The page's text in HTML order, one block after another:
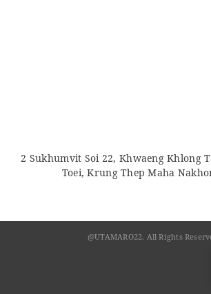
2 Sukhumvit Soi 22, Khwaeng Khlong
Toei, Krung Thep Maha
@UTAMARO22. All Rights